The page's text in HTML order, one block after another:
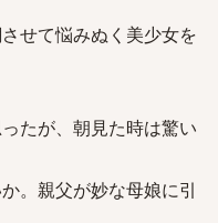
せて悩みぬく美少女を
たが、朝見た時は驚い
。親父が妙な母娘に引